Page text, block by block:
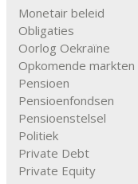
Monetair beleid
Obligaties
Oorlog Oekraïne
Opkomende markten
Pensioen
Pensioenfondsen
Pensioenstelsel
Politiek
Private Debt
Private Equity